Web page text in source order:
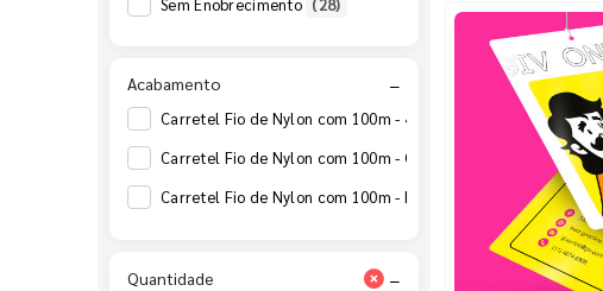
Acabamento −
Carretel Fio de Nylon com 100m - 4 Cantos Arredondados (2)
Carretel Fio de Nylon com 100m - Corte Personalizado (2)
Carretel Fio de Nylon com 100m - Faca Padrão
(24)
Quantidade −